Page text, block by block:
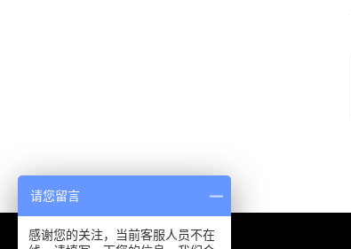
请您留言
感谢您的关注，当前客服人员不在